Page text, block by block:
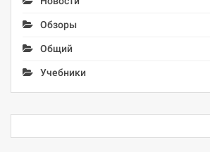
Обзоры
Общий
Учебники